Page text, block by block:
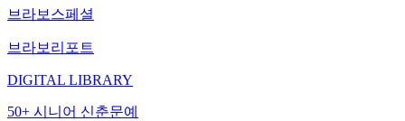
브라보스페셜
브라보리포트
DIGITAL LIBRARY
50+ 시니어 신춘문예